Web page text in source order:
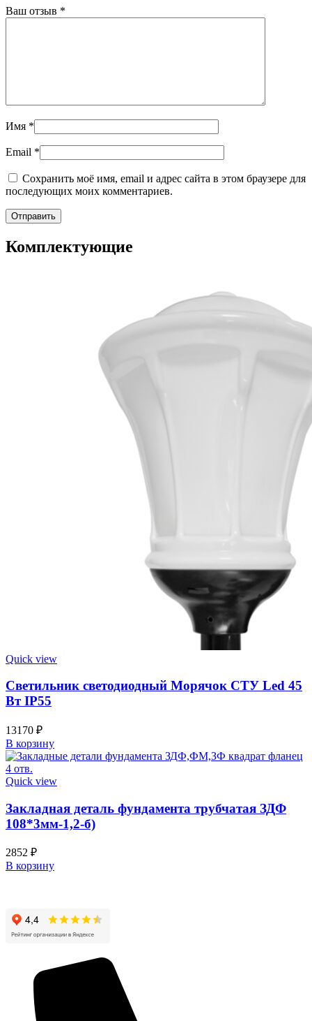
Ваш отзыв *
Имя *
Email *
Сохранить моё имя, email и адрес сайта в этом браузере для
последующих моих комментариев.
Комплектующие
Quick view
Светильник светодиодный Морячок СТУ Led 45
Вт IP55
13170 ₽
В корзину
Quick view
Закладная деталь фундамента трубчатая ЗДФ
108*3мм-1,2-б)
2852 ₽
В корзину